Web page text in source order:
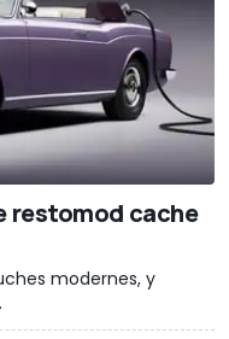
restomod cache
modernes, y